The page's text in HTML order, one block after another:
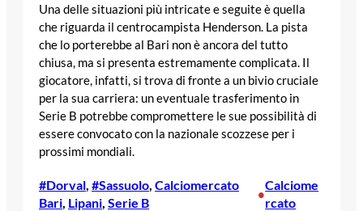
Una delle situazioni più intricate e seguite è quella
che riguarda il centrocampista Henderson. La pista
che lo porterebbe al Bari non è ancora del tutto
chiusa, ma si presenta estremamente complicata. Il
giocatore, infatti, si trova di fronte a un bivio cruciale
per la sua carriera: un eventuale trasferimento in
Serie B potrebbe compromettere le sue possibilità di
essere convocato con la nazionale scozzese per i
prossimi mondiali.
#Dorval #Sassuolo Calciomercato
Bari Lipani Serie B
•
Calciome
rcato